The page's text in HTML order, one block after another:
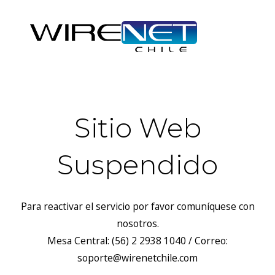
Sitio Web
Suspendido
Para reactivar el servicio por favor comuníquese con
nosotros.
Mesa Central: (56) 2 2938 1040 / Correo:
soporte@wirenetchile.com